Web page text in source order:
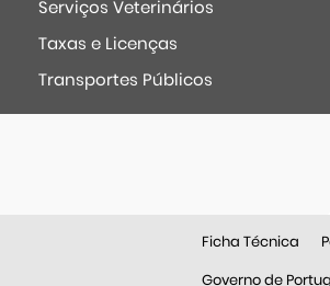
Serviços Veterinários
Taxas e Licenças
Transportes Públicos
Ficha Técnica
Governo de